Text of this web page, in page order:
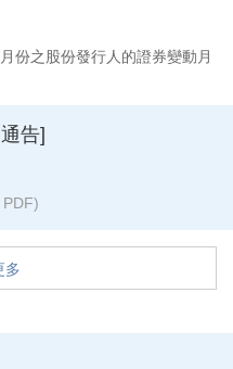
份之股份發行人的證券變動月
告]
多